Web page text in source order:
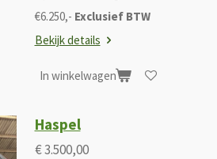
€6.250,- Exclusief BTW
Bekijk details
In winkelwagen
Haspel
€ 3.500,00